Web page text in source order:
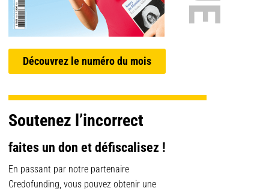
Découvrez le numéro du mois
Soutenez l’incorrect
faites un don et défiscalisez !
En passant par notre partenaire
Credofunding, vous pouvez obtenir une